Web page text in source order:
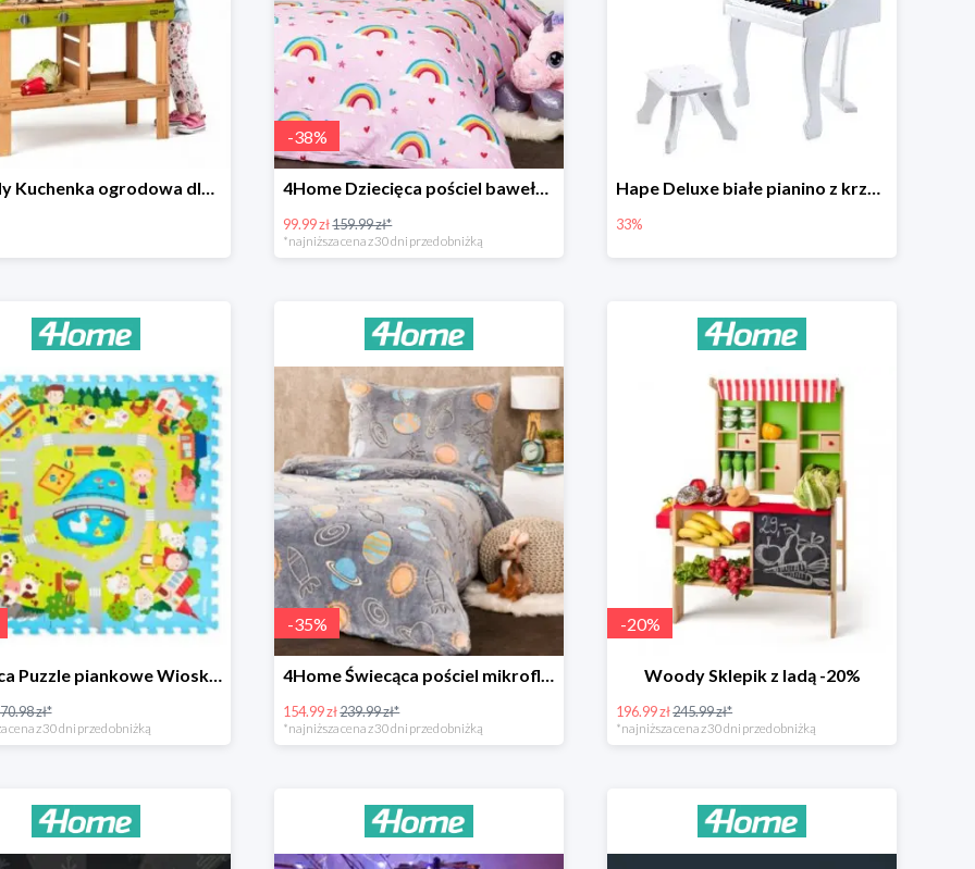
Woody Kuchenka ogrodowa dla dzieci Rosalie
-38%
4Home Dziecięca pościel bawełniana Rainbow
99.99 zł159.99 zł*
*najniższa cena z 30 dni przed obniżką
Hape Deluxe białe pianino z krzesłem -33%
33%
Plastica Puzzle piankowe Wioska -31%
70.98 zł*
cena z 30 dni przed obniżką
-35%
4Home Świecąca pościel mikroflanela Planetarium -35%
154.99 zł239.99 zł*
*najniższa cena z 30 dni przed obniżką
-20%
Woody Sklepik z ladą -20%
196.99 zł245.99 zł*
*najniższa cena z 30 dni przed obniżką